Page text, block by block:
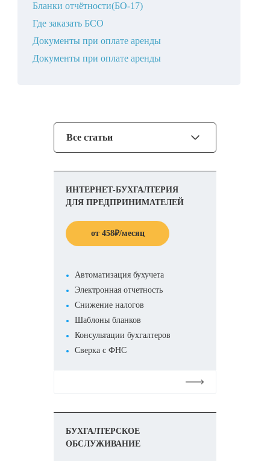
Бланки отчётности(БО-17)
Где заказать БСО
Документы при оплате аренды
Документы при оплате аренды
Все статьи
ИНТЕРНЕТ-БУХГАЛТЕРИЯ
ДЛЯ ПРЕДПРИНИМАТЕЛЕЙ
от 458₽/месяц
Автоматизация бухучета
Электронная отчетность
Снижение налогов
Шаблоны бланков
Консультации бухгалтеров
Сверка с ФНС
БУХГАЛТЕРСКОЕ
ОБСЛУЖИВАНИЕ